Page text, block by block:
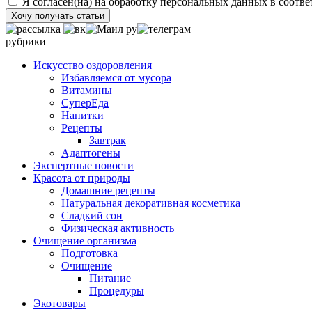
Хочу получать статьи
рубрики
Искусство оздоровления
Избавляемся от мусора
Витамины
СуперЕда
Напитки
Рецепты
Завтрак
Адаптогены
Экспертные новости
Красота от природы
Домашние рецепты
Натуральная декоративная косметика
Сладкий сон
Физическая активность
Очищение организма
Подготовка
Очищение
Питание
Процедуры
Экотовары